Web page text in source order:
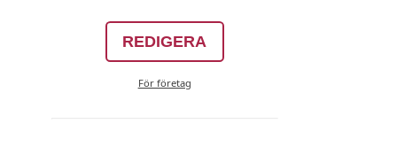
REDIGERA
För företag